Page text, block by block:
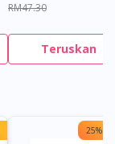
RM47.30
Teruskan
25%